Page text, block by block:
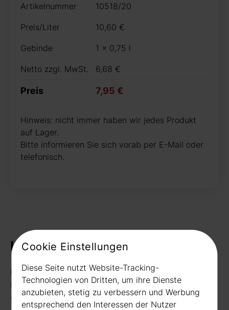
Artikelnummer 10518/20
Preis/Liter 10,60 €
Gebinde 1 x 0,75 l
Netto zzgl. MwSt. 6,68 €
Preis 7,95 €
Hinweis: nicht immer haben wir jedes Produkt
auf Lager.
Bitte informieren Sie sich vorab per E-Mail oder
telefonisch.
Kontakt
Rudat GmbH
Borussiastr. 26
44149 Dortmund
Cookie Einstellungen
Diese Seite nutzt Website-Tracking-
Technologien von Dritten, um ihre Dienste
anzubieten, stetig zu verbessern und Werbung
entsprechend den Interessen der Nutzer